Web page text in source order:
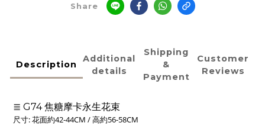
Share
Description
Additional
details
Shipping
&
Payment
Customer
Reviews
≣ G74 焦糖摩卡永生花束
尺寸: 花面約42-44CM / 高約56-58CM